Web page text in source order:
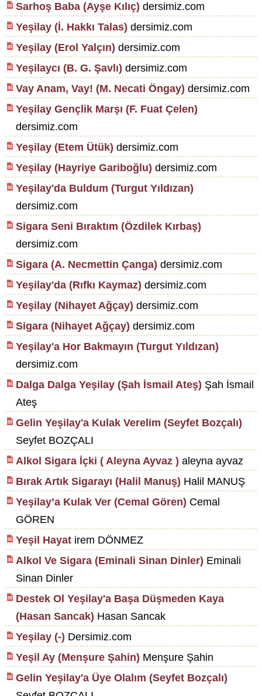
Sarhoş Baba (Ayşe Kılıç) dersimiz.com
Yeşilay (İ. Hakkı Talas) dersimiz.com
Yeşilay (Erol Yalçın) dersimiz.com
Yeşilaycı (B. G. Şavlı) dersimiz.com
Vay Anam, Vay! (M. Necati Öngay) dersimiz.com
Yeşilay Gençlik Marşı (F. Fuat Çelen)
dersimiz.com
Yeşilay (Etem Ütük) dersimiz.com
Yeşilay (Hayriye Gariboğlu) dersimiz.com
Yeşilay'da Buldum (Turgut Yıldızan)
dersimiz.com
Sigara Seni Bıraktım (Özdilek Kırbaş)
dersimiz.com
Sigara (A. Necmettin Çanga) dersimiz.com
Yeşilay'da (Rıfkı Kaymaz) dersimiz.com
Yeşilay (Nihayet Ağçay) dersimiz.com
Sigara (Nihayet Ağçay) dersimiz.com
Yeşilay'a Hor Bakmayın (Turgut Yıldızan)
dersimiz.com
Dalga Dalga Yeşilay (Şah İsmail Ateş) Şah İsmail
Ateş
Gelin Yeşilay'a Kulak Verelim (Seyfet Bozçalı)
Seyfet BOZÇALI
Alkol Sigara İçki ( Aleyna Ayvaz ) aleyna ayvaz
Bırak Artık Sigarayı (Halil Manuş) Halil MANUŞ
Yeşilay’a Kulak Ver (Cemal Gören) Cemal
GÖREN
Yeşil Hayatirem DÖNMEZ
Alkol Ve Sigara (Eminali Sinan Dinler) Eminali
Sinan Dinler
Destek Ol Yeşilay'a Başa Düşmeden Kaya
(Hasan Sancak) Hasan Sancak
Yeşilay (-) Dersimiz.com
Yeşil Ay (Menşure Şahin) Menşure Şahin
Gelin Yeşilay'a Üye Olalım (Seyfet Bozçalı)